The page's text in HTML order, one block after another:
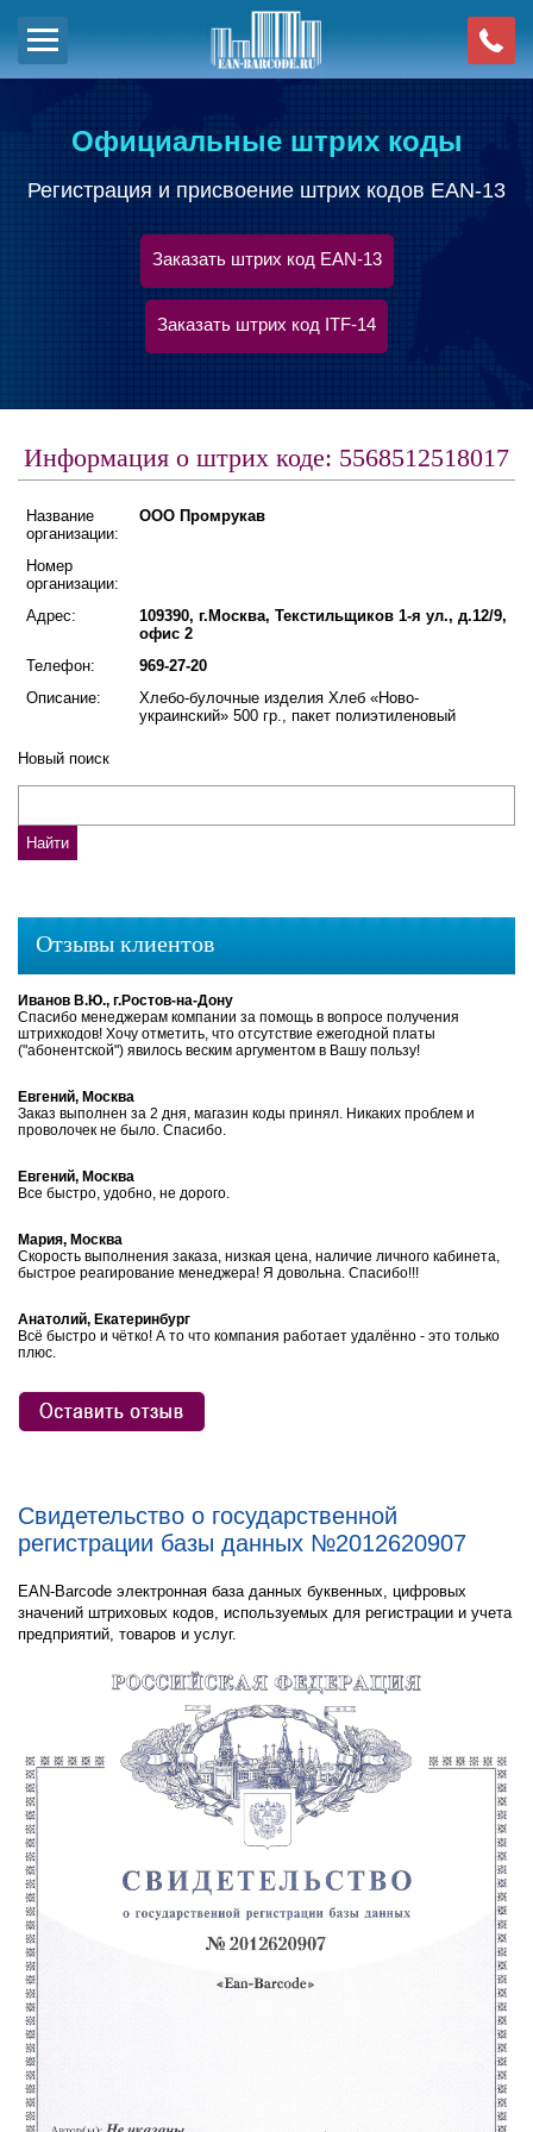
Официальные штрих коды
Регистрация и присвоение штрих кодов EAN-13
Заказать штрих код EAN-13
Заказать штрих код ITF-14
Информация о штрих коде: 5568512518017
Название
организации:
ООО Промрукав
Номер
организации:
Адрес:
109390, г.Москва, Текстильщиков 1-я ул., д.12/9,
офис 2
Телефон:
969-27-20
Описание:
Хлебо-булочные изделия Хлеб «Ново-
украинский» 500 гр., пакет полиэтиленовый
Новый поиск
Отзывы клиентов
Иванов В.Ю., г.Ростов-на-Дону
Спасибо менеджерам компании за помощь в вопросе получения
штрихкодов! Хочу отметить, что отсутствие ежегодной платы
("абонентской") явилось веским аргументом в Вашу пользу!
Евгений, Москва
Заказ выполнен за 2 дня, магазин коды принял. Никаких проблем и
проволочек не было. Спасибо.
Евгений, Москва
Все быстро, удобно, не дорого.
Мария, Москва
Скорость выполнения заказа, низкая цена, наличие личного кабинета,
быстрое реагирование менеджера! Я довольна. Спасибо!!!
Анатолий, Екатеринбург
Всё быстро и чётко! А то что компания работает удалённо - это только
плюс.
Свидетельство о государственной
регистрации базы данных №2012620907
EAN-Barcode электронная база данных буквенных, цифровых
значений штриховых кодов, используемых для регистрации и учета
предприятий, товаров и услуг.